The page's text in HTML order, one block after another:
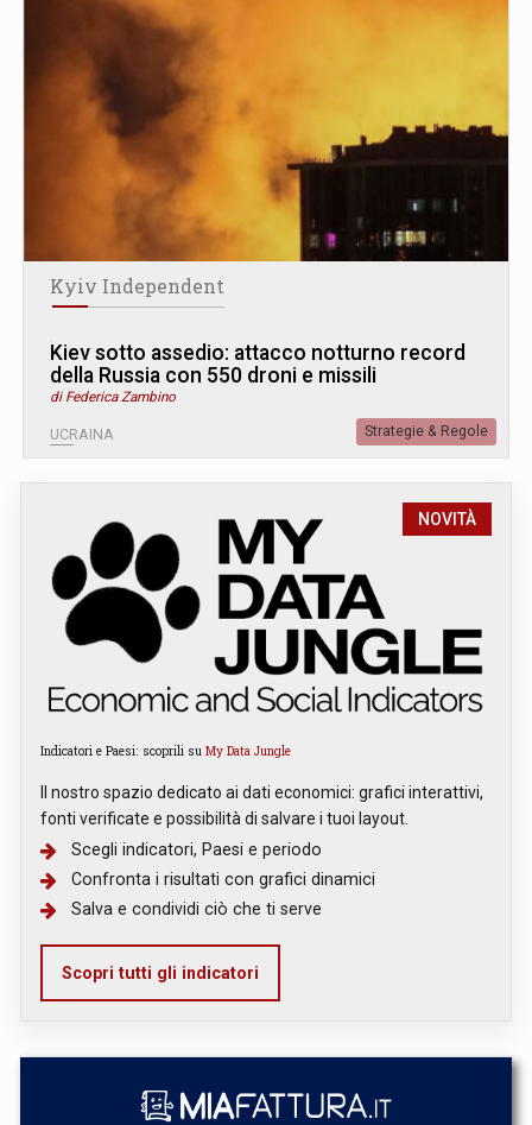
Kyiv Independent
Kiev sotto assedio: attacco notturno record
della Russia con 550 droni e missili
di Federica Zambino
UCRAINA Strategie & Regole
NOVITÀ
Indicatori e Paesi: scoprili su My Data Jungle
Il nostro spazio dedicato ai dati economici: grafici interattivi,
fonti verificate e possibilità di salvare i tuoi layout.
Scegli indicatori, Paesi e periodo
Confronta i risultati con grafici dinamici
Salva e condividi ciò che ti serve
Scopri tutti gli indicatori